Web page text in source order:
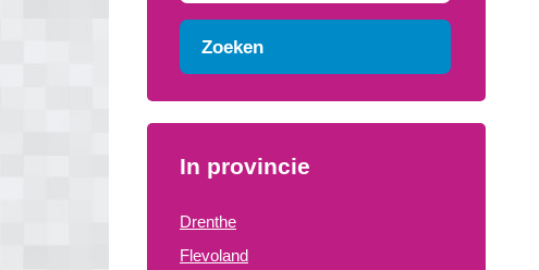
Zoeken
In provincie
Drenthe
Flevoland